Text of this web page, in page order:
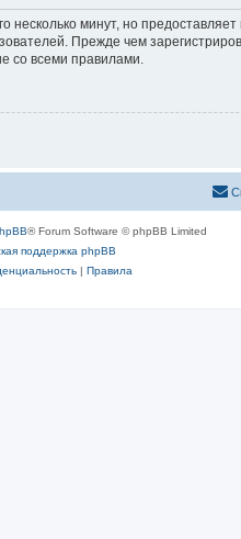
минут, но
Прежде чем
со всеми правилами.
® Forum Software © phpBB Limited
поддержка phpBB
| Правила